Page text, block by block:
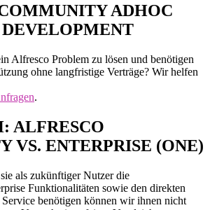
ADHOC
Alfresco Problem zu lösen und benötigen
ohne langfristige Verträge? Wir helfen
.
ALFRESCO
VS. ENTERPRISE (ONE)
als zukünftiger Nutzer die
Funktionalitäten sowie den direkten
benötigen können wir ihnen nicht